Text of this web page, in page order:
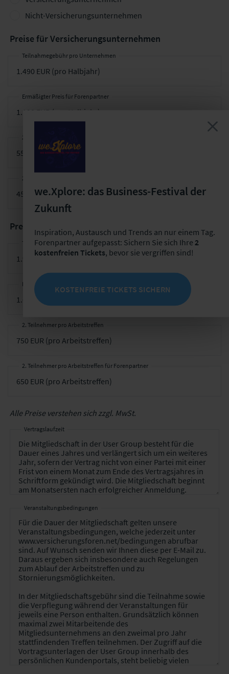
Nicht-Versicherungsunternehmen
Preise für Versicherungsunternehmen
Teilnahmegebühr pro Unternehmen
Ermäßigter Preis für Forenpartner
2. Teilnehmer pro Arbeitstreffen
2. Teilnehmer pro Arbeitstreffen für Forenpartner
Preise für Nicht-Versicherungsunternehmen
Teilnahmegebühr pro Unternehmen
Ermäßigter Preis für Forenpartner
2. Teilnehmer pro Arbeitstreffen
2. Teilnehmer pro Arbeitstreffen für Forenpartner
Alle Preise verstehen sich zzgl. MwSt.
Vertragslaufzeit
Veranstaltungsbedingungen
we.Xplore: das Business-Festival der
Zukunft
Inspiration, Austausch und Trends an nur einem Tag.
Forenpartner aufgepasst: Sichern Sie sich Ihre 2
kostenfreien Tickets, bevor sie vergriffen sind!
KOSTENFREIE TICKETS SICHERN